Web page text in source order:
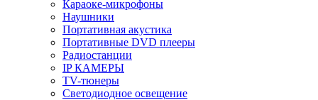
Караоке-микрофоны
Наушники
Портативная акустика
Портативные DVD плееры
Радиостанции
IP КАМЕРЫ
TV-тюнеры
Светодиодное освещение